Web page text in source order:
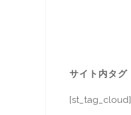
サイト内タグ
[st_tag_cloud]